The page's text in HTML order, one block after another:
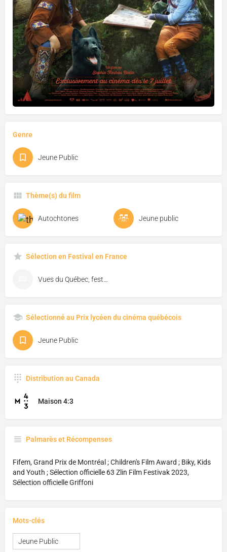
Genre
Jeune Public
Thème(s) du film
Autochtones Jeune public
Sélection en Festival en France
Sélectionné au Prix lycéen du cinéma québécois
Jeune Public
Distribution au Canada
Maison 4:3
Palmarès et Récompenses
Fifem, Grand Prix de Montréal ; Children's Film Award ; Biky, Kids
and Youth ; Sélection officielle 63 Zlin Film Festivak 2023,
Sélection officielle Griffoni
Mots-clés
Jeune Public